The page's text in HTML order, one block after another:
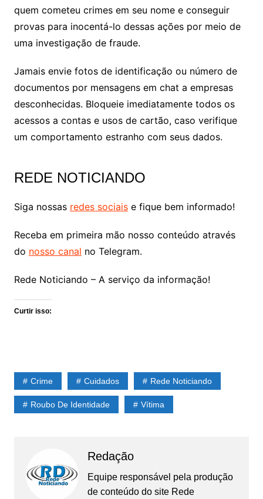
quem cometeu crimes em seu nome e conseguir
provas para inocentá-lo dessas ações por meio de
uma investigação de fraude.
Jamais envie fotos de identificação ou número de
documentos por mensagens em chat a empresas
desconhecidas. Bloqueie imediatamente todos os
acessos a contas e usos de cartão, caso verifique
um comportamento estranho com seus dados.
REDE NOTICIANDO
Siga nossas redes sociaise fique bem informado!
Receba em primeira mão nosso conteúdo através
do nosso canal no Telegram.
Rede Noticiando – A serviço da informação!
Curtir isso:
Crime Cuidados Rede Noticiando
Roubo De Identidade Vítima
Redação
Equipe responsável pela produção
de conteúdo do site Rede